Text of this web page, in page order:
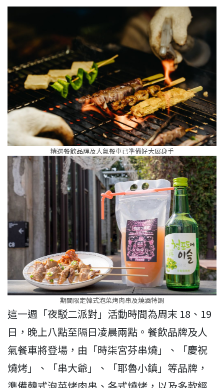
精選餐飲品牌及人氣餐車已準備好大展身手
期間限定韓式泡菜烤肉串及燒酒特調
這一週「夜駁二派對」活動時間為周末 18、19
日，晚上八點至隔日凌晨兩點。餐飲品牌及人
氣餐車將登場，由「時柒宮芬串燒」、「慶祝
燒烤」、「串大爺」、「耶魯小鎮」等品牌，